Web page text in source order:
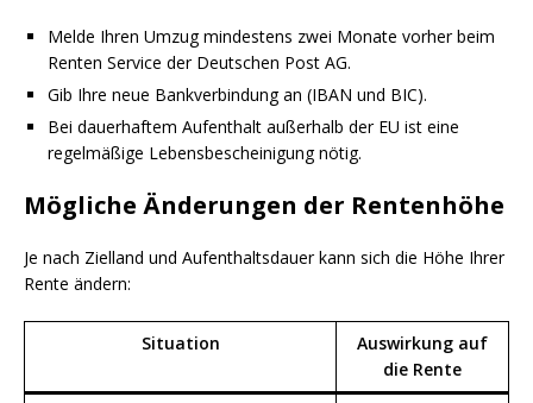
Melde Ihren Umzug mindestens zwei Monate vorher beim
Renten Service der Deutschen Post AG.
Gib Ihre neue Bankverbindung an (IBAN und BIC).
Bei dauerhaftem Aufenthalt außerhalb der EU ist eine
regelmäßige Lebensbescheinigung nötig.
Mögliche Änderungen der Rentenhöhe
Je nach Zielland und Aufenthaltsdauer kann sich die Höhe Ihrer
Rente ändern:
Situation
Auswirkung auf
die Rente